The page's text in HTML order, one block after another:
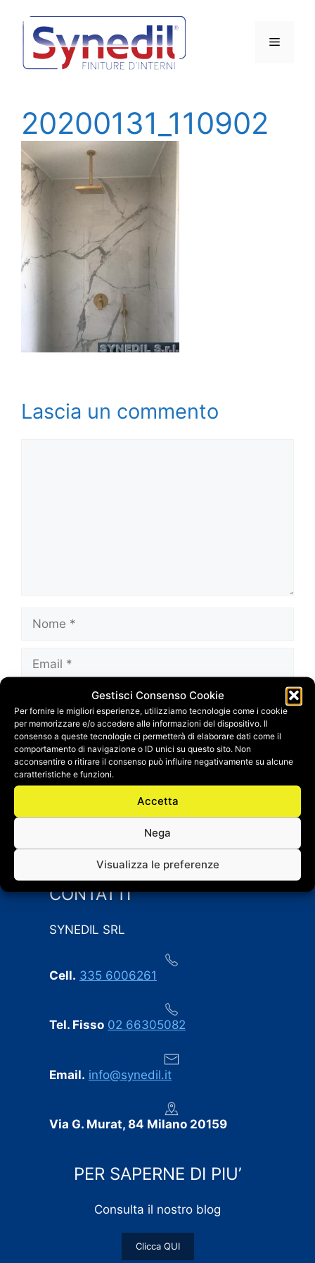
Gestisci Consenso Cookie
Per fornire le migliori esperienze, utilizziamo tecnologie come i cookie
per memorizzare e/o accedere alle informazioni del dispositivo. Il
consenso a queste tecnologie ci permetterà di elaborare dati come il
comportamento di navigazione o ID unici su questo sito. Non
acconsentire o ritirare il consenso può influire negativamente su alcune
caratteristiche e funzioni.
Accetta
Nega
Visualizza le preferenze
contenuto
Menu
20200131_110902
Lascia un commento
Nome
Email
web
Salva il mio nome, email e sito web in questo
browser per la prossima volta che
commento.
CONTATTI
SYNEDIL SRL
Cell. 335 6006261
Tel. Fisso 02 66305082
Email. info@synedil.it
Via G. Murat, 84 Milano 20159
PER SAPERNE DI PIU’
Consulta il nostro blog
Clicca QUI